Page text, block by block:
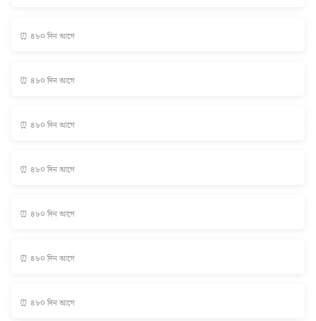
⏰ ৪৮০ দিন আগে
⏰ ৪৮০ দিন আগে
⏰ ৪৮০ দিন আগে
⏰ ৪৮০ দিন আগে
⏰ ৪৮০ দিন আগে
⏰ ৪৮০ দিন আগে
⏰ ৪৮০ দিন আগে